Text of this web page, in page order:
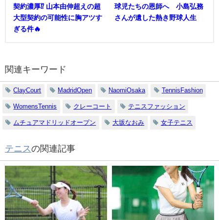
契約濃厚⁉︎ 山本由伸超えの超
大型契約の可能性に胸アツす
ぎる件🔥
球児たちの恩師へ 小島弘務
さんが遺した熱き野球人生
関連キーワード
ClayCourt MadridOpen NaomiOsaka TennisFashion
WomensTennis クレーコート テニスファッション
ムチュアマドリッドオープン 大坂なおみ 女子テニス
テニス の関連記事